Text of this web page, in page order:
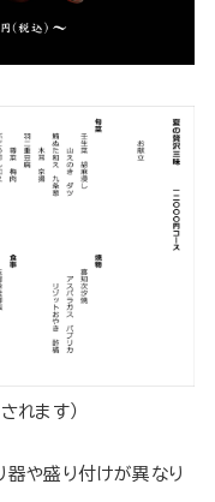
れます）
や盛り付けが異なり